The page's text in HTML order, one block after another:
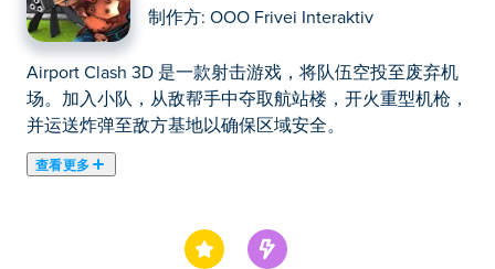
制作方: OOO Frivei Interaktiv
Airport Clash 3D 是一款射击游戏，将队伍空投至废弃机
场。加入小队，从敌帮手中夺取航站楼，开火重型机枪，
并运送炸弹至敌方基地以确保区域安全。
查看更多